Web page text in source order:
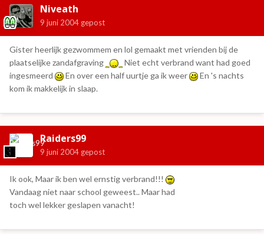
Niveath
9 juni 2004 gepost
Gister heerlijk gezwommem en lol gemaakt met vrienden bij de
plaatselijke zandafgraving
Niet echt verbrand want had goed
ingesmeerd
En over een half uurtje ga ik weer
En 's nachts
kom ik makkelijk in slaap.
Raiders99
9 juni 2004 gepost
Ik ook, Maar ik ben wel ernstig verbrand!!!
Vandaag niet naar school geweest.. Maar had
toch wel lekker geslapen vanacht!